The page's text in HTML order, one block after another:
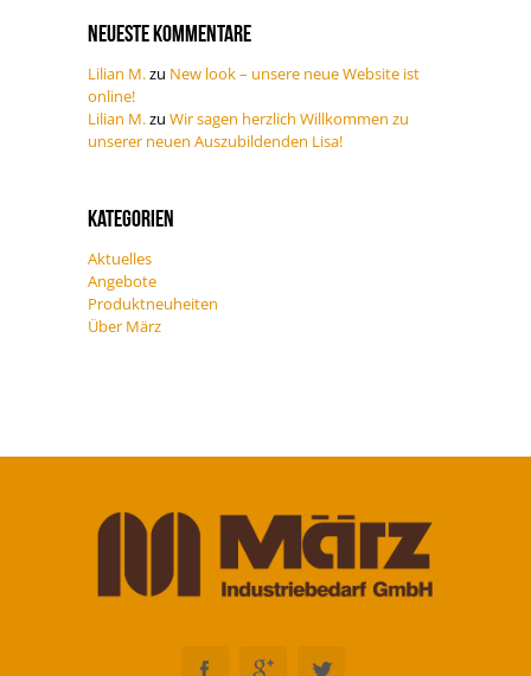
Neueste Kommentare
Lilian M.zu New look – unsere neue Website ist
online!
Lilian M.zu Wir sagen herzlich Willkommen zu
unserer neuen Auszubildenden Lisa!
Kategorien
Aktuelles
Angebote
Produktneuheiten
Über März